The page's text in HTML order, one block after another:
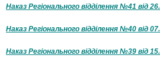
Наказ Регіонального відділення №41 від
Наказ Регіонального відділення №40 від
Наказ Регіонального відділення №39 від